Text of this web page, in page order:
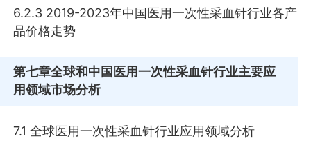
6.2.3 2019-2023年中国医用一次性采血针行业各产
品价格走势
第七章全球和中国医用一次性采血针行业主要应
用领域市场分析
7.1 全球医用一次性采血针行业应用领域分析